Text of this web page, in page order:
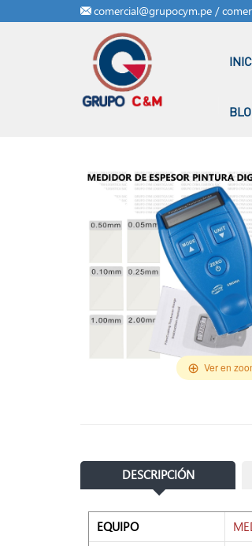
comercial@grupocym.pe /
Ver en
DESCRIPCIÓN
EQUIPO